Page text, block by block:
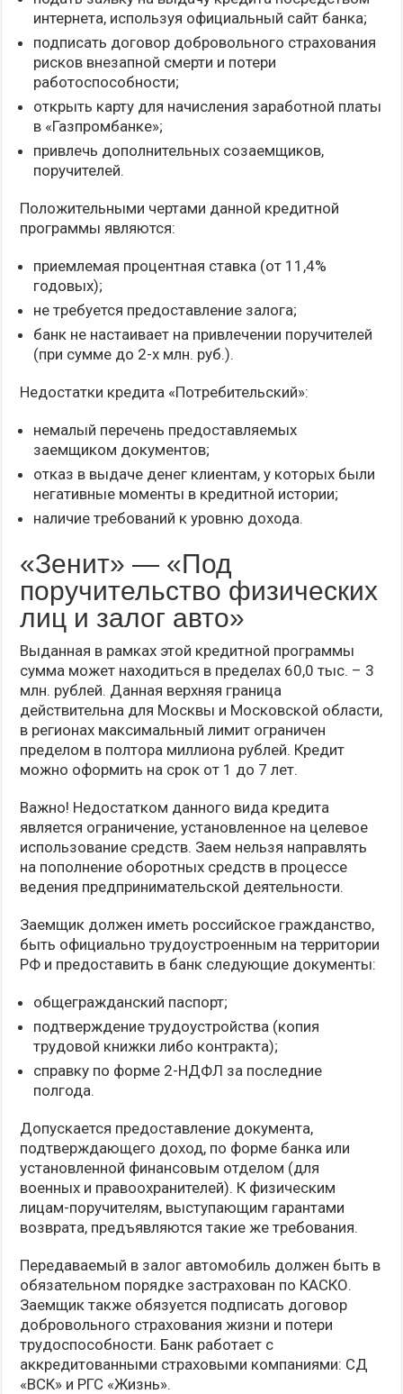
интернета, используя официальный сайт банка;
подписать договор добровольного страхования
рисков внезапной смерти и потери
работоспособности;
открыть карту для начисления заработной платы
в «Газпромбанке»;
привлечь дополнительных созаемщиков,
поручителей.
Положительными чертами данной кредитной
программы являются:
приемлемая процентная ставка (от 11,4%
годовых);
не требуется предоставление залога;
банк не настаивает на привлечении поручителей
(при сумме до 2-х млн. руб.).
Недостатки кредита «Потребительский»:
немалый перечень предоставляемых
заемщиком документов;
отказ в выдаче денег клиентам, у которых были
негативные моменты в кредитной истории;
наличие требований к уровню дохода.
«Зенит» — «Под
поручительство физических
лиц и залог авто»
Выданная в рамках этой кредитной программы
сумма может находиться в пределах 60,0 тыс. – 3
млн. рублей. Данная верхняя граница
действительна для Москвы и Московской области,
в регионах максимальный лимит ограничен
пределом в полтора миллиона рублей. Кредит
можно оформить на срок от 1 до 7 лет.
Важно! Недостатком данного вида кредита
является ограничение, установленное на целевое
использование средств. Заем нельзя направлять
на пополнение оборотных средств в процессе
ведения предпринимательской деятельности.
Заемщик должен иметь российское гражданство,
быть официально трудоустроенным на территории
РФ и предоставить в банк следующие документы:
общегражданский паспорт;
подтверждение трудоустройства (копия
трудовой книжки либо контракта);
справку по форме 2-НДФЛ за последние
полгода.
Допускается предоставление документа,
подтверждающего доход, по форме банка или
установленной финансовым отделом (для
военных и правоохранителей). К физическим
лицам-поручителям, выступающим гарантами
возврата, предъявляются такие же требования.
Передаваемый в залог автомобиль должен быть в
обязательном порядке застрахован по КАСКО.
Заемщик также обязуется подписать договор
добровольного страхования жизни и потери
трудоспособности. Банк работает с
аккредитованными страховыми компаниями: СД
«ВСК» и РГС «Жизнь».